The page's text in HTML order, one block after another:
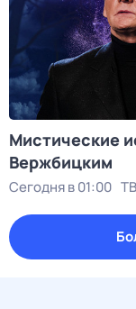
Мистические
Bержбицким
Сегодня в 01:00